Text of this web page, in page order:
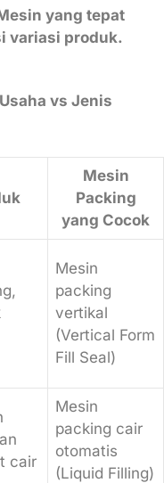
yang tepat
variasi produk.
vs Jenis
Mesin
Packing
yang Cocok
Mesin
packing
vertikal
(Vertical Form
Fill Seal)
cair
Mesin
packing cair
otomatis
(Liquid Filling)